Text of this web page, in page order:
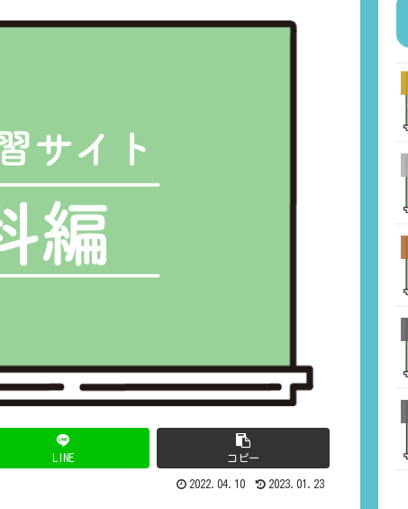
LINE コピー
2022.04.10 2023.01.23